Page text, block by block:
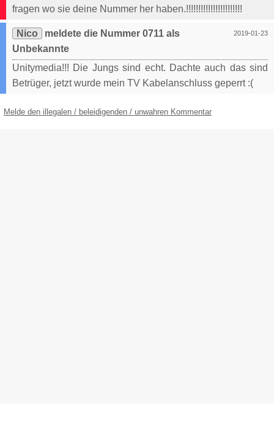
fragen wo sie deine Nummer her haben.!!!!!!!!!!!!!!!!!!!!!!!
2019-01-23
Nico
meldete die Nummer 0711 als
Unbekannte
Unitymedia!!! Die Jungs sind echt. Dachte auch das sind
Betrüger, jetzt wurde mein TV Kabelanschluss geperrt :(
Melde den illegalen / beleidigenden / unwahren Kommentar